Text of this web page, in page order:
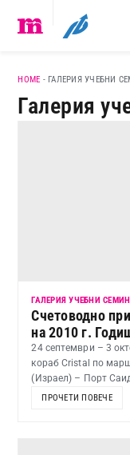
HOME - ГАЛЕРИЯ УЧЕБНИ
Галерия
ГАЛЕРИЯ УЧЕБНИ
Счетоводно
на 2010 г.
24 септември – 3
кораб Cristal по
(Израел) – Порт
ПРОЧЕТИ ПОВЕЧЕ